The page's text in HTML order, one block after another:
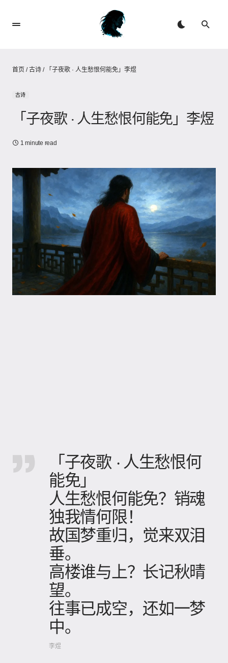
首页 /古诗 / 「子夜歌 · 人生愁恨何能免」李煜
古诗
「子夜歌 · 人生愁恨何能免」李煜
1 minute read
「子夜歌 · 人生愁恨何
能免」
人生愁恨何能免？销魂
独我情何限！
故国梦重归，觉来双泪
垂。
高楼谁与上？长记秋晴
望。
往事已成空，还如一梦
中。
李煜